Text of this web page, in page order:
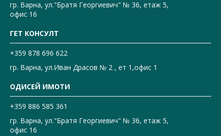
гр. Варна, ул."Братя Георгиевич" № 36, етаж 5,
офис 16
ГЕТ КОНСУЛТ
+359 878 696 622
гр. Варна, ул.Иван Драсов № 2 , ет 1,офис 1
ОДИСЕЙ ИМОТИ
+359 886 585 361
гр. Варна, ул."Братя Георгиевич" № 36, етаж 5,
офис 16